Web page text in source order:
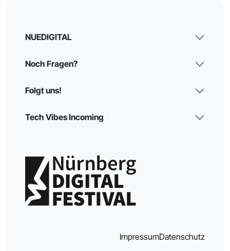
NUEDIGITAL
Noch Fragen?
Folgt uns!
Tech Vibes Incoming
ImpressumDatenschutz